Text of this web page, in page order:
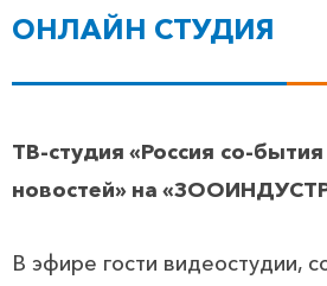
ОНЛАЙН СТУДИЯ
ТВ-студия «Россия со-
новостей» на
В эфире гости видеостудии,